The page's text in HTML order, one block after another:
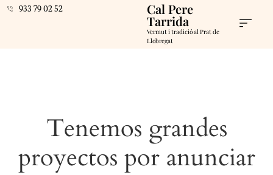
933 79 02 52 Cal Pere
Tarrida
Vermut i tradició al Prat de
Llobregat
Tenemos grandes
proyectos por anunciar